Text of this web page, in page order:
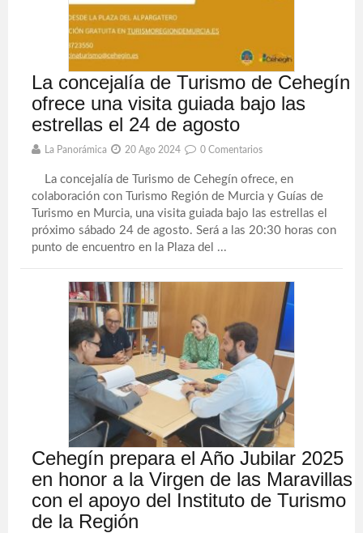
La concejalía de Turismo de Cehegín
ofrece una visita guiada bajo las
estrellas el 24 de agosto
La Panorámica 20 Ago 2024 0 Comentarios
La concejalía de Turismo de Cehegín ofrece, en
colaboración con Turismo Región de Murcia y Guías de
Turismo en Murcia, una visita guiada bajo las estrellas el
próximo sábado 24 de agosto. Será a las 20:30 horas con
punto de encuentro en la Plaza del ...
Cehegín prepara el Año Jubilar 2025
en honor a la Virgen de las Maravillas
con el apoyo del Instituto de Turismo
de la Región